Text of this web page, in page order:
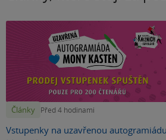
Články Před 4 hodinami
Vstupenky na uzavřenou autogramiádu